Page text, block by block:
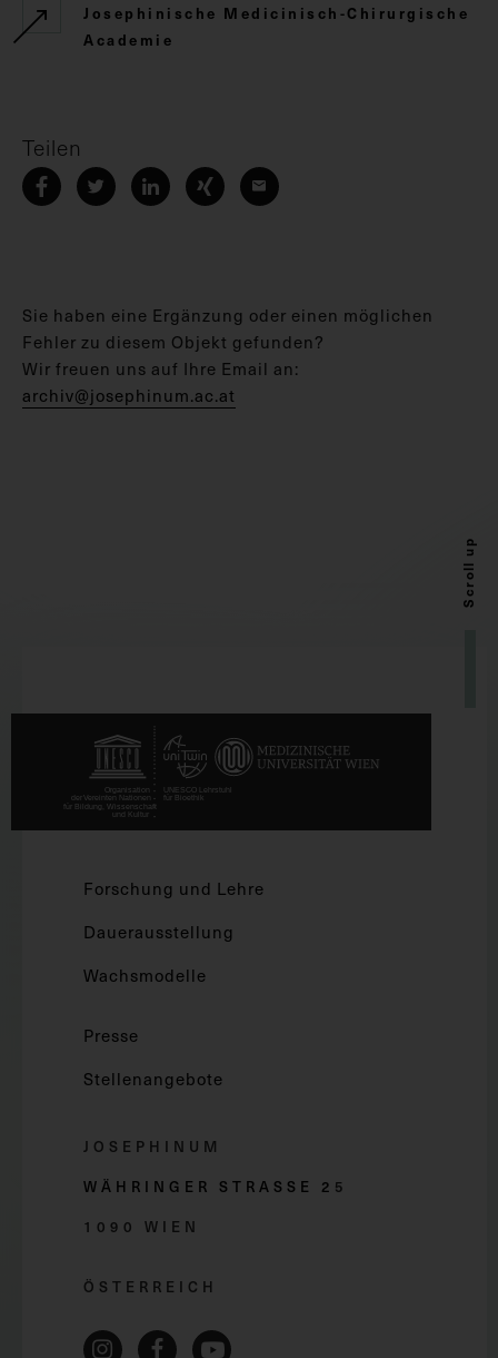
Josephinische Medicinisch-Chirurgische
Academie
Teilen
Sie haben eine Ergänzung oder einen möglichen
Fehler zu diesem Objekt gefunden?
Wir freuen uns auf Ihre Email an:
archiv@josephinum.ac.at
Scroll up
Forschung und Lehre
Dauerausstellung
Wachsmodelle
Presse
Stellenangebote
JOSEPHINUM
WÄHRINGER STRASSE 2 5
1090 WIEN
ÖSTERREICH